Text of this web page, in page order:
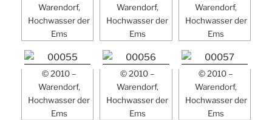
Warendorf,
Hochwasser der
Ems
Warendorf,
Hochwasser der
Ems
Warendorf,
Hochwasser der
Ems
© 2010 –
Warendorf,
Hochwasser der
Ems
© 2010 –
Warendorf,
Hochwasser der
Ems
© 2010 –
Warendorf,
Hochwasser der
Ems